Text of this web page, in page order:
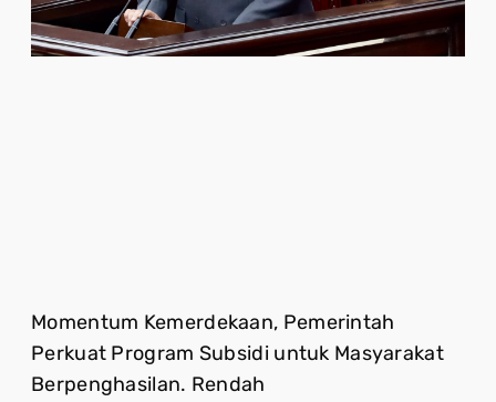
Momentum Kemerdekaan, Pemerintah
Perkuat Program Subsidi untuk Masyarakat
Berpenghasilan. Rendah